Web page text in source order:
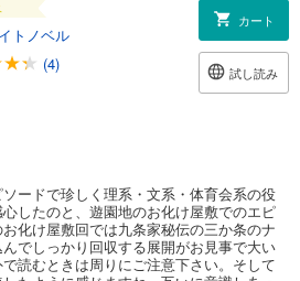
トノベル
(4)
カート
試し読み
ードで珍しく理系・文系・体育会系の役
したのと、遊園地のお化け屋敷でのエピ
化け屋敷回では九条家秘伝の三か条のナ
でしっかり回収する展開がお見事で大い
読むときは周りにご注意下さい。そして